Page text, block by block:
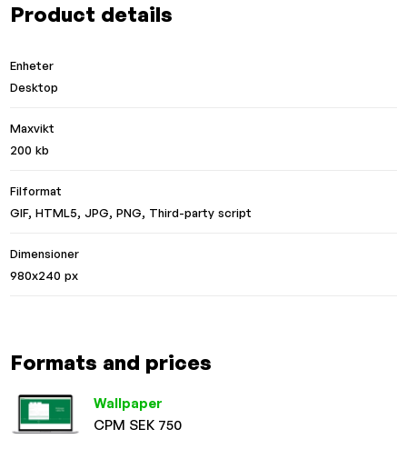
Product details
Enheter
Desktop
Maxvikt
200 kb
Filformat
GIF, HTML5, JPG, PNG, Third-party script
Dimensioner
980x240 px
Formats and prices
Wallpaper
CPM SEK 750